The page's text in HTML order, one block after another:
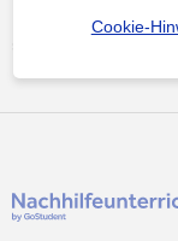
Cookie-